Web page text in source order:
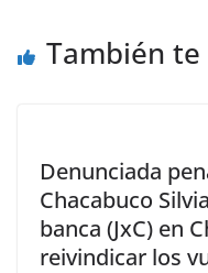
También
Denunciada
Chacabuco
banca (JxC) en
reivindicar los